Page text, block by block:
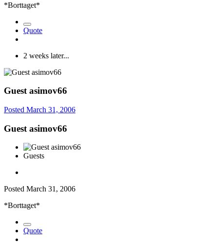
*Borttaget*
Quote
2 weeks later...
Guest asimov66
Posted March 31, 2006
Guest asimov66
Guests
Posted March 31, 2006
*Borttaget*
Quote